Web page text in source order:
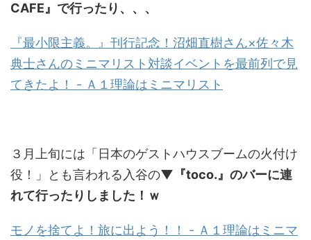
CAFE』で行ったり、、、
『最小限主義。』刊行記念！沼畑直樹さん×佐々木
典士さんのミニマリスト対談イベントを最前列で見
てきたよ！ - Ａ１理論はミニマリスト
３月上旬には「日本のゲストハウスブームの火付け
役！」とも言われる入谷の▼『toco.』のバーに連
れて行ったりしました！ｗ
モノを捨てよ！旅に出よう！！ - Ａ１理論はミニマ